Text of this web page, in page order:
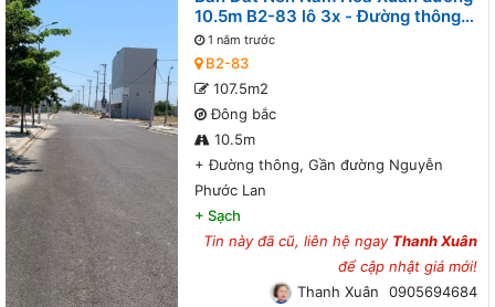
10.5m B2-83 lô 3x - Đường thông,
Gần đường Nguyễn Phước Lan
1 năm trước
B2-83
107.5m2
Đông bắc
10.5m
+Đường thông, Gần đường Nguyễn
Phước Lan
+ Sạch
Tin này đã cũ, liên hệ ngay Thanh Xuân
để cập nhật giá mới!
Thanh Xuân
0905694684